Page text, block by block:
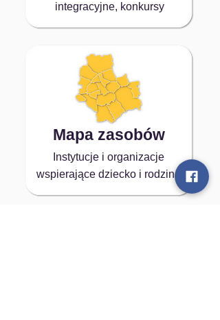
integracyjne, konkursy
Instytucje i organizacje
wspierające dziecko i rodzinę
Mapa zasobów